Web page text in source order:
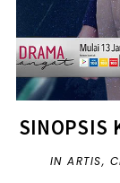
SINOPSIS
IN ARTIS,